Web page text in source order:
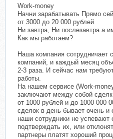
Work-money
Начни зарабатывать Прямо
от 3000 до 20 000 рублей
Ни завтра, Ни послезавтра а
Как мы работаем?
Наша компания сотрудничает
компаний, и каждый месяц
2-3 раза. И сейчас нам
работы.
На нашем сервисе (Work-
заключают между собой
от 1000 рублей и до 1000 000
сделок в день бывает очень и
наши сотрудники не успевают
подтверждать их, или
партнеры платят хороший